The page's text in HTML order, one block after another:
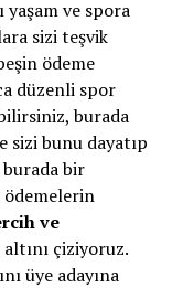
ve spora
sizi teşvik
ödeme
düzenli spor
burada
sizi bunu dayatıp
bir
ödemelerin
ve
altını çiziyoruz.
üye adayına